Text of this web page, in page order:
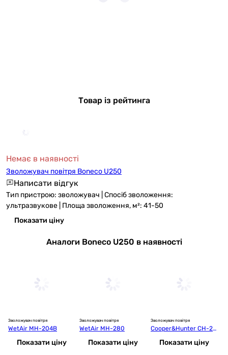
Товар із рейтинга
Немає в наявності
Зволожувач повітря Boneco U250
Написати відгук
Тип пристрою: зволожувач | Спосіб зволоження:
ультразвукове | Площа зволоження, м²: 41-50
Показати ціну
Аналоги Boneco U250 в наявності
Зволожувач повітря
WetAir MH-204B
Показати ціну
Зволожувач повітря
WetAir MH-280
Показати ціну
Зволожувач повітря
Cooper&Hunter CH-26
Показати ціну